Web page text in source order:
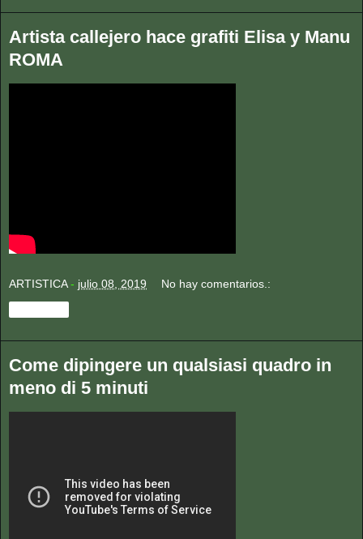
Artista callejero hace grafiti Elisa y Manu
ROMA
ARTISTICA - julio 08, 2019 No hay comentarios.:
Come dipingere un qualsiasi quadro in
meno di 5 minuti